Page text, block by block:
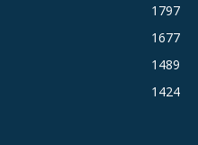
1797
1677
1489
1424